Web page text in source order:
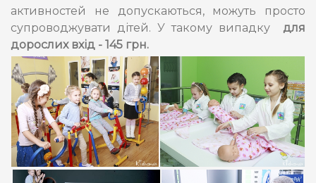
активностей не допускаються, можуть просто
супроводжувати дітей. У такому випадку для
дорослих вхід - 145 грн.